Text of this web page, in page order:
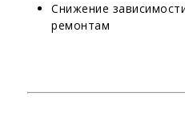
Снижение
ремонтам